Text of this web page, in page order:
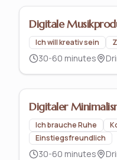
Digitale
Ich will kreativ sein
30-60 minutes
Digitaler
Ich brauche Ruhe
Einstiegsfreundlich
30-60 minutes